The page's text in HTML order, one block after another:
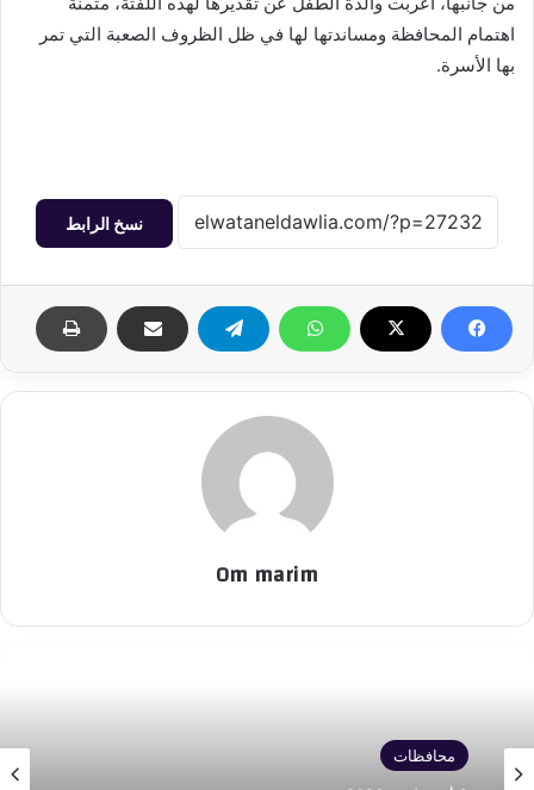
اهتمام المحافظة ومساندتها لها في ظل الظروف الصعبة التي تمر
بها الأسرة.
نسخ الرابط
Om marim
محافظات